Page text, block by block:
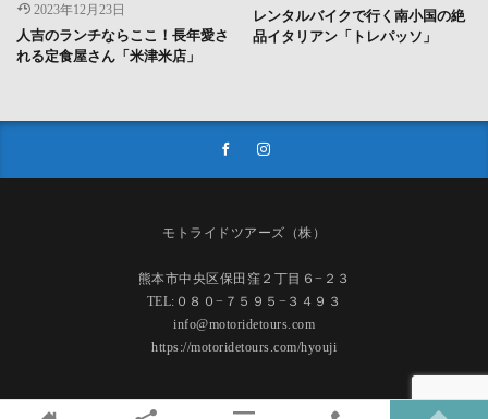
2023年12月23日
人吉のランチならここ！長年愛さ
れる定食屋さん「米津米店」
レンタルバイクで行く南小国の絶
品イタリアン「トレパッソ」
モトライドツアーズ（株）
熊本市中央区保田窪２丁目６−２３
TEL:０８０−７５９５−３４９３
info@motoridetours.com
https://motoridetours.com/hyouji